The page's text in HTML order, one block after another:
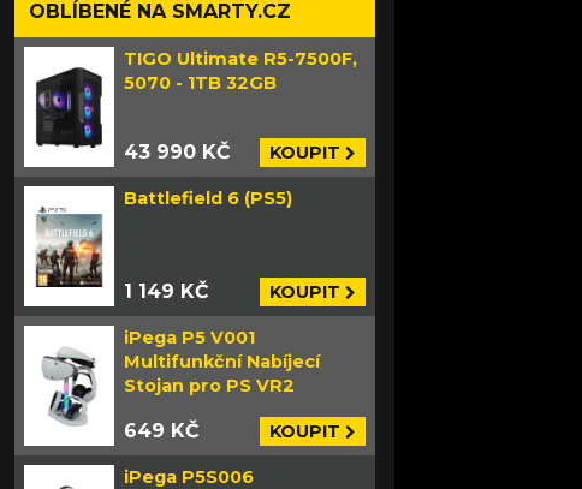
OBLÍBENÉ NA SMARTY.CZ
TIGO Ultimate R5-7500F,
5070 - 1TB 32GB
43 990 KČ KOUPIT
Battlefield 6 (PS5)
1 149 KČ KOUPIT
iPega P5 V001
Multifunkční Nabíjecí
Stojan pro PS VR2
649 KČ KOUPIT
iPega P5S006